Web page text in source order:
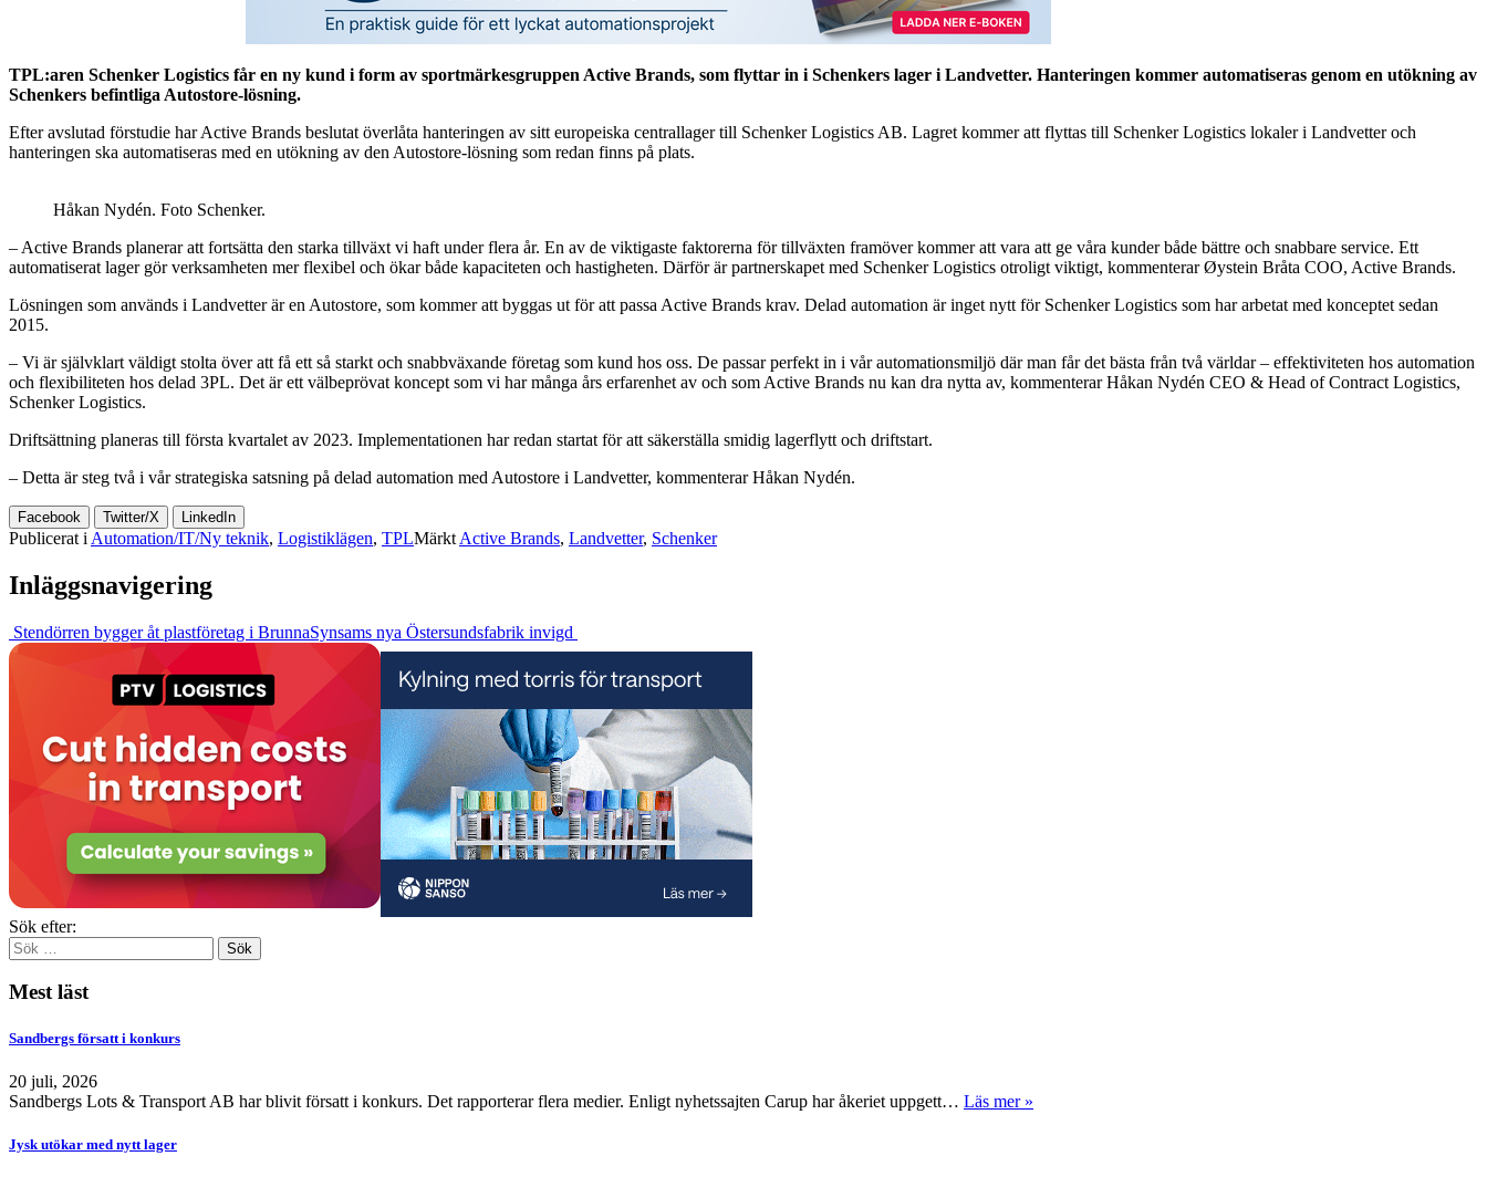
TPL:aren Schenker Logistics får en ny kund i form av sportmärkesgruppen Active Brands, som flyttar in i Schenkers lager i Landvetter. Hanteringen kommer automatiseras genom en utökning av
Schenkers befintliga Autostore-lösning.
Efter avslutad förstudie har Active Brands beslutat överlåta hanteringen av sitt europeiska centrallager till Schenker Logistics AB. Lagret kommer att flyttas till Schenker Logistics lokaler i Landvetter och
hanteringen ska automatiseras med en utökning av den Autostore-lösning som redan finns på plats.
Håkan Nydén. Foto Schenker.
– Active Brands planerar att fortsätta den starka tillväxt vi haft under flera år. En av de viktigaste faktorerna för tillväxten framöver kommer att vara att ge våra kunder både bättre och snabbare service. Ett
automatiserat lager gör verksamheten mer flexibel och ökar både kapaciteten och hastigheten. Därför är partnerskapet med Schenker Logistics otroligt viktigt, kommenterar Øystein Bråta COO, Active Brands.
Lösningen som används i Landvetter är en Autostore, som kommer att byggas ut för att passa Active Brands krav. Delad automation är inget nytt för Schenker Logistics som har arbetat med konceptet sedan
2015.
– Vi är självklart väldigt stolta över att få ett så starkt och snabbväxande företag som kund hos oss. De passar perfekt in i vår automationsmiljö där man får det bästa från två världar – effektiviteten hos automation
och flexibiliteten hos delad 3PL. Det är ett välbeprövat koncept som vi har många års erfarenhet av och som Active Brands nu kan dra nytta av, kommenterar Håkan Nydén CEO & Head of Contract Logistics,
Schenker Logistics.
Driftsättning planeras till första kvartalet av 2023. Implementationen har redan startat för att säkerställa smidig lagerflytt och driftstart.
– Detta är steg två i vår strategiska satsning på delad automation med Autostore i Landvetter, kommenterar Håkan Nydén.
Facebook Twitter/X LinkedIn
Publicerat i Automation/IT/Ny teknik, Logistiklägen, TPLMärkt Active Brands, Landvetter, Schenker
Inläggsnavigering
Stendörren bygger åt plastföretag i BrunnaSynsams nya Östersundsfabrik invigd
Sök efter:
Mest läst
Sandbergs försatt i konkurs
20 juli, 2026
Sandbergs Lots & Transport AB har blivit försatt i konkurs. Det rapporterar flera medier. Enligt nyhetssajten Carup har åkeriet uppgett… Läs mer »
Jysk utökar med nytt lager